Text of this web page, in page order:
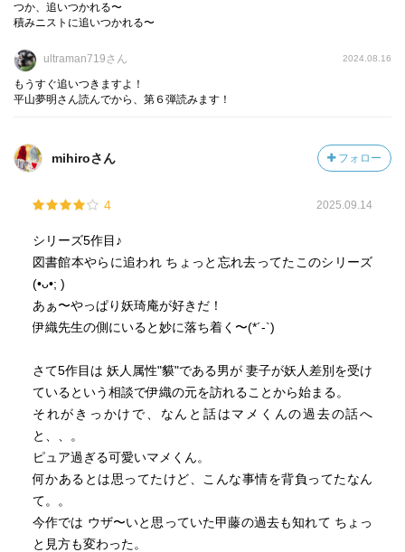
しかし、青目の旦那、ジワジワと来るなぁ〜仕掛けも壮
何個も仕掛けてて、どれかが上手くいくみたいな。
完全に敵に〜！
つか、追いつかれる〜
積みニストに追いつかれる〜
ultraman719さん 2024.08.16
もうすぐ追いつきますよ！
平山夢明さん読んでから、第６弾読みます！
mihiroさん フォロー
4 2025.09.14
シリーズ5作目♪
図書館本やらに追われ ちょっと忘れ去ってたこのシリーズ
(•ᴗ•; )
あぁ〜やっぱり妖琦庵が好きだ！
伊織先生の側にいると妙に落ち着く〜(*´-`)
さて5作目は 妖人属性"貘"である男が 妻子が妖人差別を受け
ているという相談で伊織の元を訪れることから始まる。
それがきっかけで、なんと話はマメくんの過去の話へ
と、、。
ピュア過ぎる可愛いマメくん。
何かあるとは思ってたけど、こんな事情を背負ってたなん
て。。
今作では ウザ〜いと思っていた甲藤の過去も知れて ちょっ
と見方も変わった。